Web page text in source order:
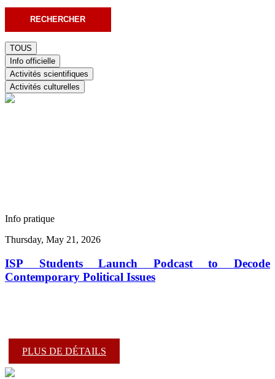
TOUS
Info officielle
Activités scientifiques
Activités culturelles
Info pratique
Thursday, May 21, 2026
ISP Students Launch Podcast to Decode
Contemporary Political Issues
PLUS DE DÉTAILS